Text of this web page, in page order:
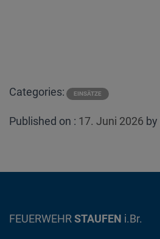
Categories: EINSÄTZE
Published on : Posted
17. Juni 2026 by
FEUERWEHRSTAUFEN i.Br.